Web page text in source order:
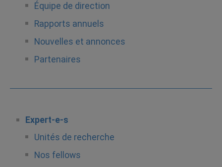
Équipe de direction
Rapports annuels
Nouvelles et annonces
Partenaires
Expert-e-s
Unités de recherche
Nos fellows